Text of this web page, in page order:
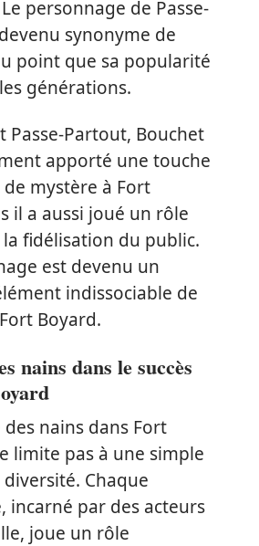
personnage de Passe-
synonyme de
point que sa popularité
générations.
Passe-Partout, Bouchet
apporté une touche
mystère à Fort
il a aussi joué un rôle
fidélisation du public.
est devenu un
indissociable de
Boyard.
nains dans le succès
des nains dans Fort
limite pas à une simple
Chaque
incarné par des acteurs
joue un rôle